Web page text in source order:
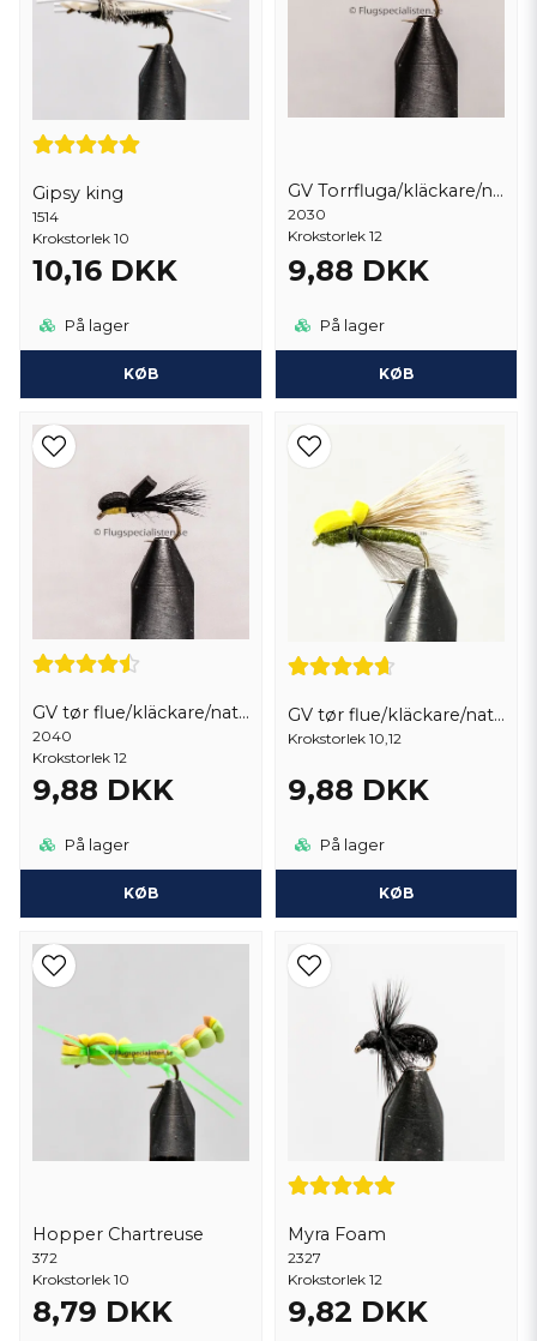
Gipsy king
1514
Krokstorlek 10
10,16 DKK
På lager
KØB
GV Torrfluga/kläckare/nattslända
2030
Krokstorlek 12
9,88 DKK
På lager
KØB
GV tør flue/kläckare/nattslända
2040
Krokstorlek 12
9,88 DKK
På lager
KØB
GV tør flue/kläckare/nattslända
Krokstorlek 10,12
9,88 DKK
På lager
KØB
Hopper Chartreuse
372
Krokstorlek 10
8,79 DKK
Myra Foam
2327
Krokstorlek 12
9,82 DKK